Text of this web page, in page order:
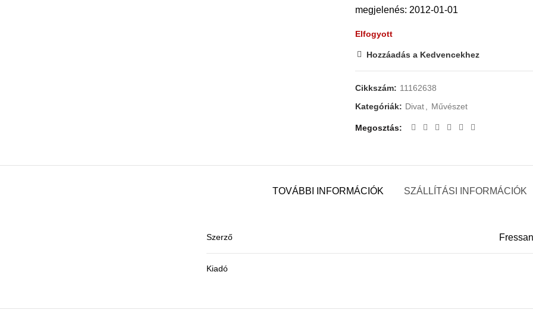
megjelenés: 2012-01-01
Elfogyott
Hozzáadás a Kedvencekhez
Cikkszám: 11162638
Kategóriák: Divat Művészet
Megosztás
TOVÁBBI INFORMÁCIÓK SZÁLLÍTÁSI INFORMÁCIÓK
Szerző
Kiadó